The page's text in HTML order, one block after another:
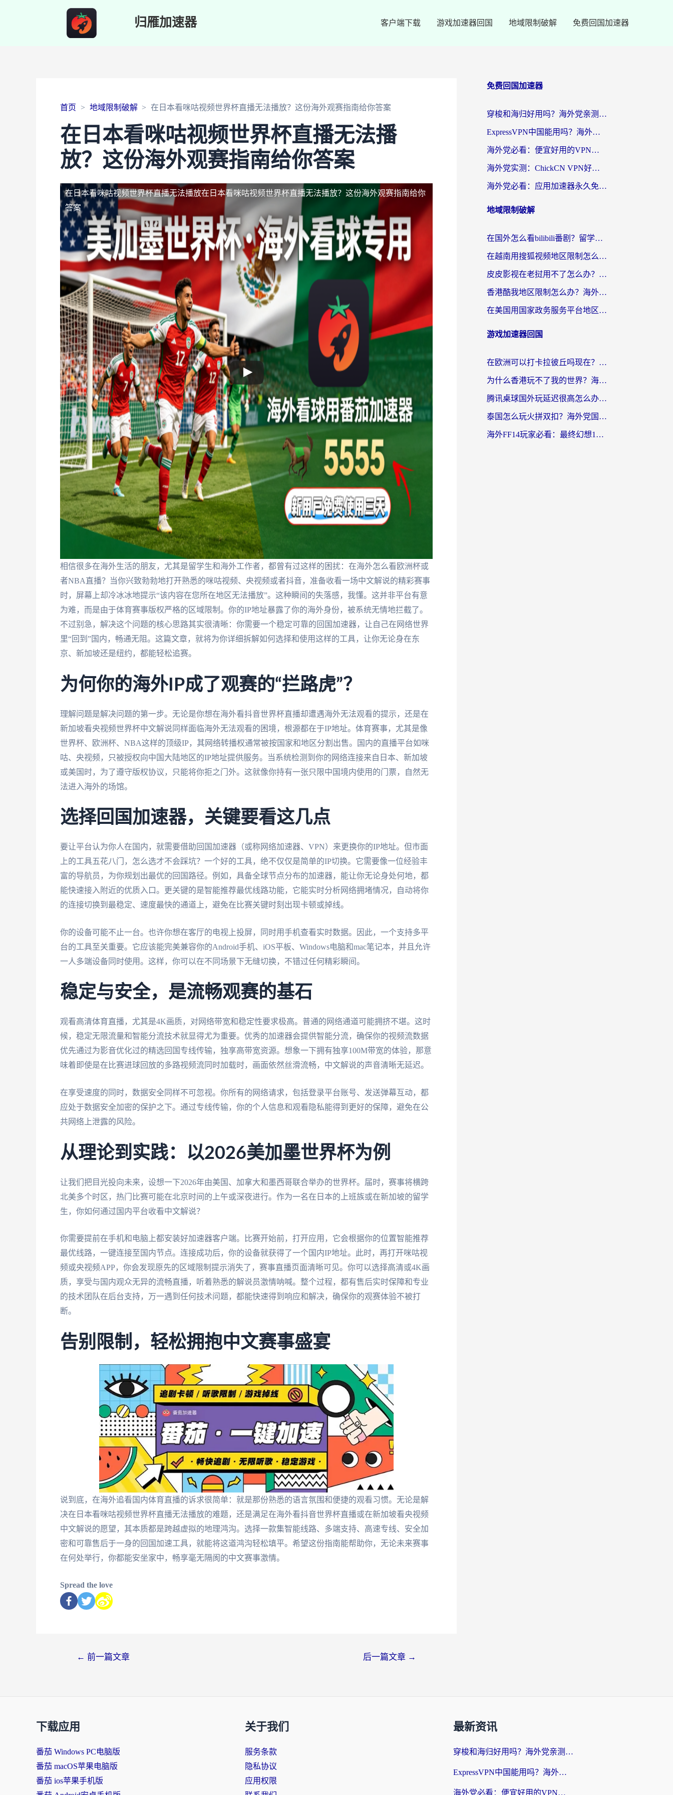
归雁加速器 客户端下载 游戏加速器回国 地域限制破解 免费回国加速器
首页 地域限制破解 在日本看咪咕视频世界杯直播无法播放？这份海外观赛指南给你答案
在日本看咪咕视频世界杯直播无法播
放？这份海外观赛指南给你答案
在日本看咪咕视频世界杯直播无法播放在日本看咪咕视频世界杯直播无法播放？这份海外观赛指南给你
答案
相信很多在海外生活的朋友，尤其是留学生和海外工作者，都曾有过这样的困扰：在海外怎么看欧洲杯或
者NBA直播？当你兴致勃勃地打开熟悉的咪咕视频、央视频或者抖音，准备收看一场中文解说的精彩赛事
时，屏幕上却冷冰冰地提示“该内容在您所在地区无法播放”。这种瞬间的失落感，我懂。这并非平台有意
为难，而是由于体育赛事版权严格的区域限制。你的IP地址暴露了你的海外身份，被系统无情地拦截了。
不过别急，解决这个问题的核心思路其实很清晰：你需要一个稳定可靠的回国加速器，让自己在网络世界
里“回到”国内，畅通无阻。这篇文章，就将为你详细拆解如何选择和使用这样的工具，让你无论身在东
京、新加坡还是纽约，都能轻松追赛。
为何你的海外IP成了观赛的“拦路虎”？
理解问题是解决问题的第一步。无论是你想在海外看抖音世界杯直播却遭遇海外无法观看的提示，还是在
新加坡看央视频世界杯中文解说同样面临海外无法观看的困境，根源都在于IP地址。体育赛事，尤其是像
世界杯、欧洲杯、NBA这样的顶级IP，其网络转播权通常被按国家和地区分割出售。国内的直播平台如咪
咕、央视频，只被授权向中国大陆地区的IP地址提供服务。当系统检测到你的网络连接来自日本、新加坡
或美国时，为了遵守版权协议，只能将你拒之门外。这就像你持有一张只限中国境内使用的门票，自然无
法进入海外的场馆。
选择回国加速器，关键要看这几点
要让平台认为你人在国内，就需要借助回国加速器（或称网络加速器、VPN）来更换你的IP地址。但市面
上的工具五花八门，怎么选才不会踩坑？一个好的工具，绝不仅仅是简单的IP切换。它需要像一位经验丰
富的导航员，为你规划出最优的回国路径。例如，具备全球节点分布的加速器，能让你无论身处何地，都
能快速接入附近的优质入口。更关键的是智能推荐最优线路功能，它能实时分析网络拥堵情况，自动将你
的连接切换到最稳定、速度最快的通道上，避免在比赛关键时刻出现卡顿或掉线。
你的设备可能不止一台。也许你想在客厅的电视上投屏，同时用手机查看实时数据。因此，一个支持多平
台的工具至关重要。它应该能完美兼容你的Android手机、iOS平板、Windows电脑和mac笔记本，并且允许
一人多端设备同时使用。这样，你可以在不同场景下无缝切换，不错过任何精彩瞬间。
稳定与安全，是流畅观赛的基石
观看高清体育直播，尤其是4K画质，对网络带宽和稳定性要求极高。普通的网络通道可能拥挤不堪。这时
候，稳定无限流量和智能分流技术就显得尤为重要。优秀的加速器会提供智能分流，确保你的视频流数据
优先通过为影音优化过的精选回国专线传输，独享高带宽资源。想象一下拥有独享100M带宽的体验，那意
味着即使是在比赛进球回放的多路视频流同时加载时，画面依然丝滑流畅，中文解说的声音清晰无延迟。
在享受速度的同时，数据安全同样不可忽视。你所有的网络请求，包括登录平台账号、发送弹幕互动，都
应处于数据安全加密的保护之下。通过专线传输，你的个人信息和观看隐私能得到更好的保障，避免在公
共网络上泄露的风险。
从理论到实践：以2026美加墨世界杯为例
让我们把目光投向未来，设想一下2026年由美国、加拿大和墨西哥联合举办的世界杯。届时，赛事将横跨
北美多个时区，热门比赛可能在北京时间的上午或深夜进行。作为一名在日本的上班族或在新加坡的留学
生，你如何通过国内平台收看中文解说？
你需要提前在手机和电脑上都安装好加速器客户端。比赛开始前，打开应用，它会根据你的位置智能推荐
最优线路，一键连接至国内节点。连接成功后，你的设备就获得了一个国内IP地址。此时，再打开咪咕视
频或央视频APP，你会发现原先的区域限制提示消失了，赛事直播页面清晰可见。你可以选择高清或4K画
质，享受与国内观众无异的流畅直播，听着熟悉的解说员激情呐喊。整个过程，都有售后实时保障和专业
的技术团队在后台支持，万一遇到任何技术问题，都能快速得到响应和解决，确保你的观赛体验不被打
断。
告别限制，轻松拥抱中文赛事盛宴
说到底，在海外追看国内体育直播的诉求很简单：就是那份熟悉的语言氛围和便捷的观看习惯。无论是解
决在日本看咪咕视频世界杯直播无法播放的难题，还是满足在海外看抖音世界杯直播或在新加坡看央视频
中文解说的愿望，其本质都是跨越虚拟的地理鸿沟。选择一款集智能线路、多端支持、高速专线、安全加
密和可靠售后于一身的回国加速工具，就能将这道鸿沟轻松填平。希望这份指南能帮助你，无论未来赛事
在何处举行，你都能安坐家中，畅享毫无隔阂的中文赛事激情。
Spread the love
← 前一篇文章 后一篇文章 →
免费回国加速器
穿梭和海归好用吗？海外党亲测：3步选对回国加速器，无缝刷国内剧玩手游
ExpressVPN中国能用吗？海外党翻回国内的加速器选择指南（附番茄加速器实测）
海外党必看：便宜好用的VPN怎么选？3步解决回国访问难题+Steam改区技巧
海外党实测：ChickCN VPN好用吗？和OurPlay VPN对比哪个回国效果更好？附避坑指南
海外党必看：应用加速器永久免费版真的靠谱吗？教你选对回国加速器无缝刷国内资源
地域限制破解
在国外怎么看bilibili番剧？留学生亲测有效的地域限制突破指南（附酷我酷狗音乐解决方法）
在越南用搜狐视频地区限制怎么办？3招解决海外看国内剧难题（附西瓜视频CCTV观看技巧）
皮皮影视在老挝用不了怎么办？3步解决海外看国内影视&财经的痛点
香港酷我地区限制怎么办？海外党亲测有效的回国加速方案来了
在美国用国家政务服务平台地区限制怎么办？海外华人必备的突破攻略（附追剧看片技巧）
游戏加速器回国
在欧洲可以打卡拉彼丘吗现在？海外党国服游戏加速器终极避坑指南
为什么香港玩不了我的世界？海外党国服游戏加速终极解决方案
腾讯桌球国外玩延迟很高怎么办？海外党亲测有效的国服游戏加速指南
泰国怎么玩火拼双扣？海外党国服游戏加速终极指南（附暗区突围植物大战僵尸实测）
海外FF14玩家必看：最终幻想14国外加速器下载安装全攻略+卡顿解决秘籍
下载应用
番茄 Windows PC电脑版
番茄 macOS苹果电脑版
番茄 ios苹果手机版
关于我们
服务条款
隐私协议
应用权限
最新资讯
穿梭和海归好用吗？海外党亲测：3步选对回国加速器，无缝刷国内剧玩手游
ExpressVPN中国能用吗？海外党翻回国内的加速器选择指南（附番茄加速器实测）
海外党必看：便宜好用的VPN怎么选？3步解决回国访问难题+Steam改区技巧